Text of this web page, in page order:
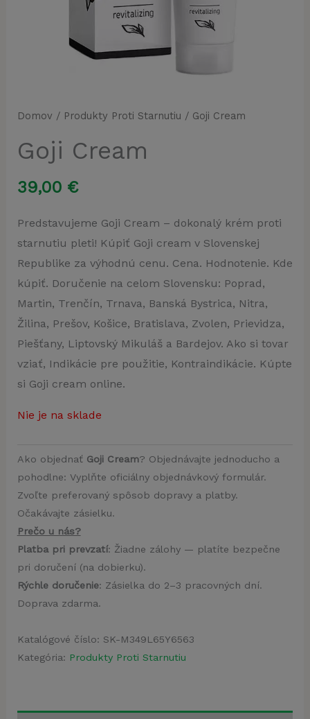
Domov / Produkty Proti Starnutiu / Goji Cream
Goji Cream
39,00 €
Predstavujeme Goji Cream – dokonalý krém proti
starnutiu pleti! Kúpiť Goji cream v Slovenskej
Republike za výhodnú cenu. Cena. Hodnotenie. Kde
kúpiť. Doručenie na celom Slovensku: Poprad,
Martin, Trenčín, Trnava, Banská Bystrica, Nitra,
Žilina, Prešov, Košice, Bratislava, Zvolen, Prievidza,
Piešťany, Liptovský Mikuláš a Bardejov. Ako si tovar
vziať, Indikácie pre použitie, Kontraindikácie. Kúpte
si Goji cream online.
Nie je na sklade
Ako objednať Goji Cream? Objednávajte jednoducho a
pohodlne: Vyplňte oficiálny objednávkový formulár.
Zvoľte preferovaný spôsob dopravy a platby.
Očakávajte zásielku.
Prečo u nás?
Platba pri prevzatí: Žiadne zálohy — platíte bezpečne
pri doručení (na dobierku).
Rýchle doručenie: Zásielka do 2–3 pracovných dní.
Doprava zdarma.
Katalógové číslo: SK-M349L65Y6563
Kategória: Produkty Proti Starnutiu